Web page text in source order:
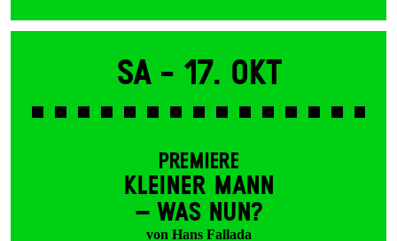
Sa - 17. Okt
PREMIERE
KLEINER MANN
– WAS NUN?
von Hans Fallada